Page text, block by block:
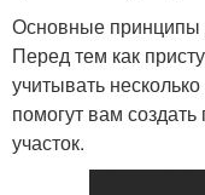
Основные принципы
Перед тем как
учитывать
помогут вам
участок.